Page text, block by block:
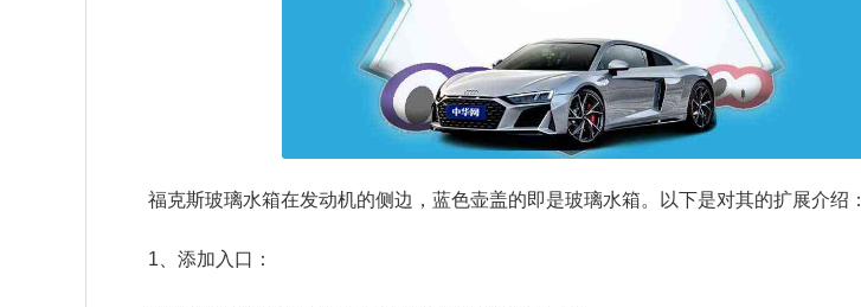
福克斯玻璃水箱在发动机的侧边，蓝色壶盖的即是玻璃水箱。以下是对其的扩展介绍：
1、添加入口：